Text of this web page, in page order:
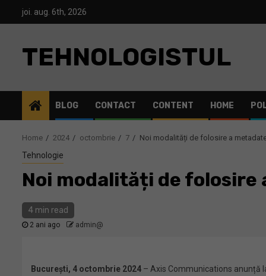
joi. aug. 6th, 2026
TEHNOLOGISTUL
BLOG CONTACT CONTENT HOME
Home 2024 octombrie 7 Noi modalități de folosire a
Tehnologie
Noi modalități de folosire
4 min read
2 ani ago admin@
București, 4 octombrie 2024 – Axis Communications anunță